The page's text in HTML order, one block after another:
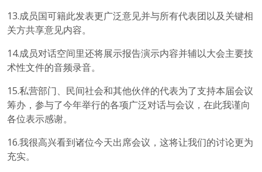
13.成员国可籍此发表更广泛意见并与所有代表团以及关键相
关方共享意见内容。
14.成员对话空间里还将展示报告演示内容并辅以大会主要技
术性文件的音频录音。
15.私营部门、民间社会和其他伙伴的代表为了支持本届会议
筹办，参与了今年举行的各项广泛对话与会议，在此我谨向
各位表示感谢。
16.我很高兴看到诸位今天出席会议，这将让我们的讨论更为
充实。